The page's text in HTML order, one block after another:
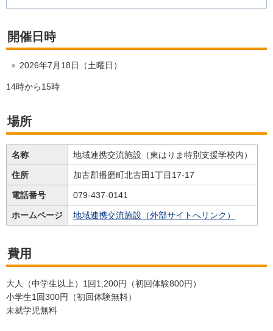
開催日時
2026年7月18日（土曜日）
14時から15時
場所
名称 地域連携交流施設（東はりま特別支援学校内）
住所 加古郡播磨町北古田1丁目17-17
電話番号 079-437-0141
ホームページ 地域連携交流施設（外部サイトへリンク）
費用
大人（中学生以上）1回1,200円（初回体験800円）
小学生1回300円（初回体験無料）
未就学児無料